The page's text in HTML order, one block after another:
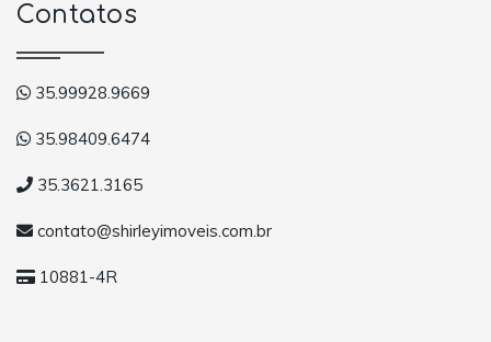
Contatos
35.99928.9669
35.98409.6474
35.3621.3165
contato@shirleyimoveis.com.br
10881-4R